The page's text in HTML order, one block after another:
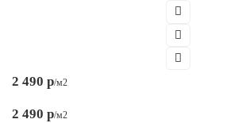
2 490 р/м2
2 490 р/м2